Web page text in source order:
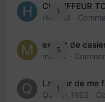
1
CHAUFFEUR
HAZEM ·
5
extrait de
maries ·
1
La peur de me
Queen_1992 ·